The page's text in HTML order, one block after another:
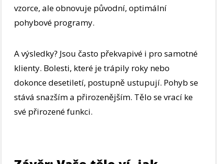
vzorce, ale obnovuje původní, optimální
pohybové programy.
A výsledky? Jsou často překvapivé i pro samotné
klienty. Bolesti, které je trápily roky nebo
dokonce desetiletí, postupně ustupují. Pohyb se
stává snazším a přirozenějším. Tělo se vrací ke
své přirozené funkci.